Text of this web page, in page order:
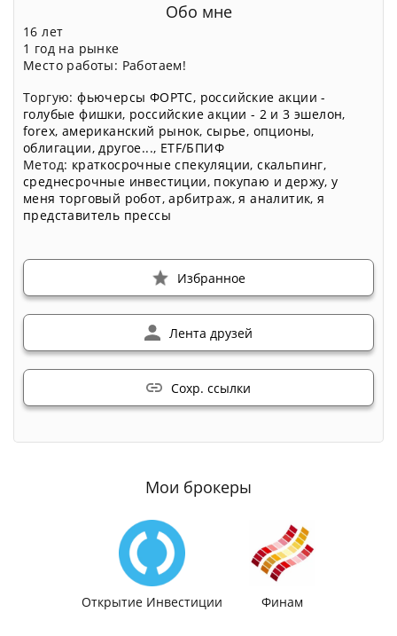
Обо мне
16 лет
1 год на рынке
Место работы: Работаем!
Торгую:фьючерсы ФОРТС, российские акции -
голубые фишки, российские акции - 2 и 3 эшелон,
forex, американский рынок, сырье, опционы,
облигации,другое..., ETF/БПИФ
Метод: краткосрочные спекуляции,скальпинг,
среднесрочные инвестиции, покупаю и держу,у
меня торговый робот,арбитраж,я аналитик,я
представитель прессы
Избранное
Лента друзей
Сохр. ссылки
Мои брокеры
Открытие Инвестиции Финам